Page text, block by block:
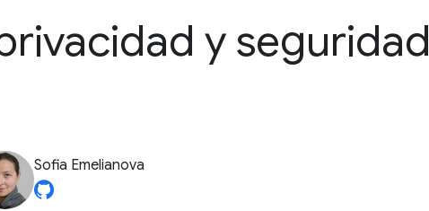
y seguridad
Sofia Emelianova